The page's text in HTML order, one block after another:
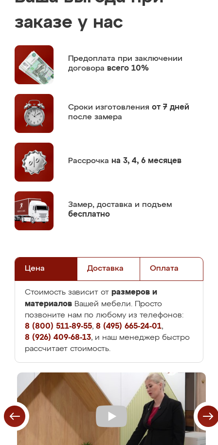
заказе у нас
Предоплата при заключении
договора всего 10%
Сроки изготовления от 7 дней
после замера
Рассрочка на 3, 4, 6 месяцев
Замер, доставка и подъем
бесплатно
Цена Доставка Оплата
Стоимость зависит от размеров и
материалов Вашей мебели. Просто
позвоните нам по любому из телефонов:
8 (800) 511-89-55, 8 (495) 665-24-01,
8 (926) 409-68-13, и наш менеджер быстро
рассчитает стоимость.